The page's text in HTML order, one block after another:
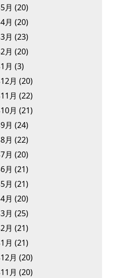
月 (20)
月 (20)
月 (23)
月 (20)
月 (3)
月 (20)
月 (22)
月 (21)
月 (24)
月 (22)
月 (20)
月 (21)
月 (21)
月 (20)
月 (25)
月 (21)
月 (21)
月 (20)
月 (20)